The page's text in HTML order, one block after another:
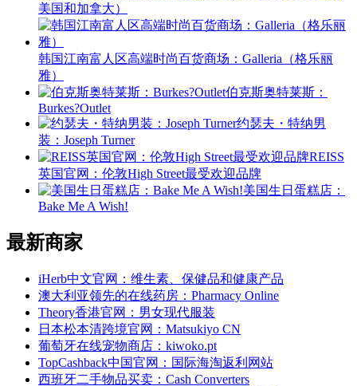
美国和加拿大）
韩国江南富人区高端时尚百货商场：Galleria（格乐丽
雅）
伯克斯奥特莱斯：
Burkes?Outlet
约瑟夫・特纳男
装：Joseph Turner
REISS
英国官网：伦敦High Street最受欢迎品牌
美国生日蛋糕店：
Bake Me A Wish!
最新商家
iHerb中文官网：维生素、保健品和健康产品
澳大利亚领先的在线药房：Pharmacy Online
Theory香港官网：男女现代服装
日本松本清跨境官网：Matsukiyo CN
葡萄牙在线宠物商店：kiwoko.pt
TopCashback中国官网：国际海淘返利网站
西班牙二手物品买卖：Cash Converters